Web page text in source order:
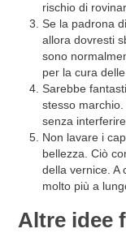
rischio di
Se la padrona
allora dovresti
sono
per la cura
Sarebbe
stesso
senza
Non lavare i
bellezza. Ciò
della vernice. A
molto più a
Altre idee